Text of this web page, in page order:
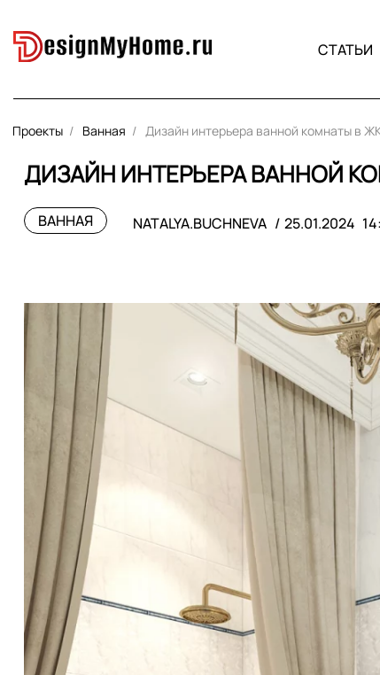
СТАТЬИ
Проекты Ванная Дизайн интерьера ванной комнаты в
ДИЗАЙН ИНТЕРЬЕРА ВАННОЙ
ВАННАЯ NATALYA.BUCHNEVA 25.01.2024